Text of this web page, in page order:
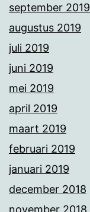
september 2019
augustus 2019
juli 2019
juni 2019
mei 2019
april 2019
maart 2019
februari 2019
januari 2019
december 2018
november 2018